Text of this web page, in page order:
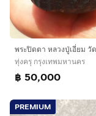
ทุ่งครุ กรุงเทพมหานคร
฿ 50,000
PREMIUM